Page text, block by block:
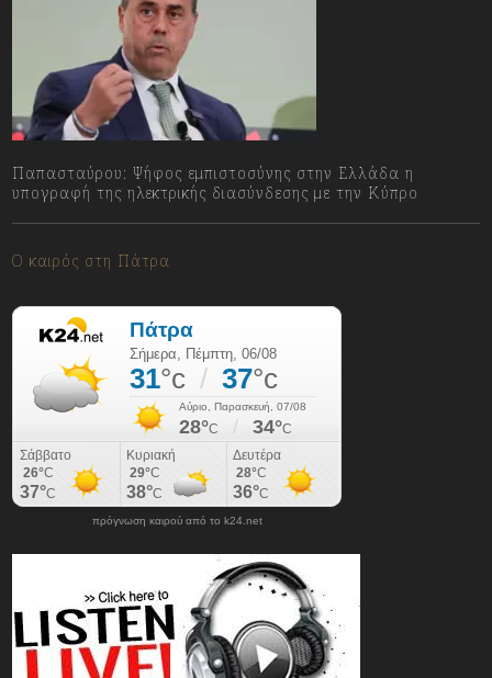
Παπασταύρου: Ψήφος εμπιστοσύνης στην Ελλάδα η
υπογραφή της ηλεκτρικής διασύνδεσης με την Κύπρο
Ο καιρός στη Πάτρα
πρόγνωση καιρού από το k24.net